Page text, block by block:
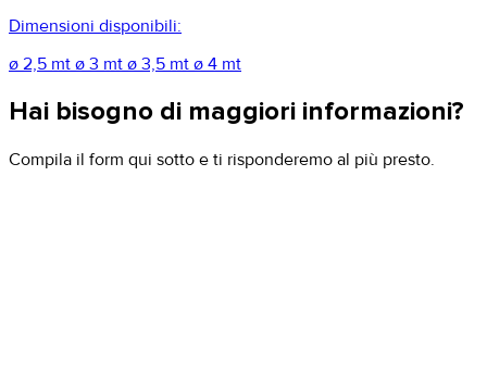
Dimensioni disponibili:
ø 2,5 mt ø 3 mt ø 3,5 mt ø 4 mt
Hai bisogno di maggiori informazioni?
Compila il form qui sotto e ti risponderemo al più presto.